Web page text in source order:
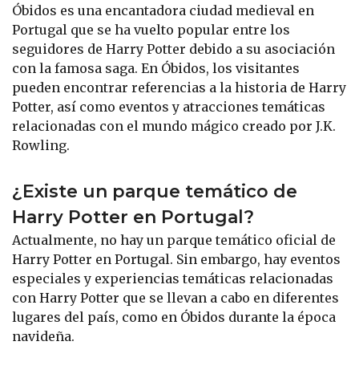
Óbidos es una encantadora ciudad medieval en
Portugal que se ha vuelto popular entre los
seguidores de Harry Potter debido a su asociación
con la famosa saga. En Óbidos, los visitantes
pueden encontrar referencias a la historia de Harry
Potter, así como eventos y atracciones temáticas
relacionadas con el mundo mágico creado por J.K.
Rowling.
¿Existe un parque temático de
Harry Potter en Portugal?
Actualmente, no hay un parque temático oficial de
Harry Potter en Portugal. Sin embargo, hay eventos
especiales y experiencias temáticas relacionadas
con Harry Potter que se llevan a cabo en diferentes
lugares del país, como en Óbidos durante la época
navideña.